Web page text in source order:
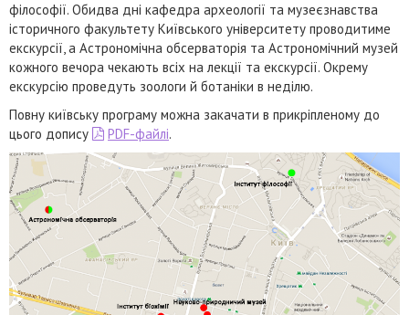
філософії. Обидва дні кафедра археології та музеєзнавства
історичного факультету Київського університету проводитиме
екскурсії, а Астрономічна обсерваторія та Астрономічний музей
кожного вечора чекають всіх на лекції та екскурсії. Окрему
екскурсію проведуть зоологи й ботаніки в неділю.
Повну київську програму можна закачати в прикріпленому до
цього допису
PDF-файлі.